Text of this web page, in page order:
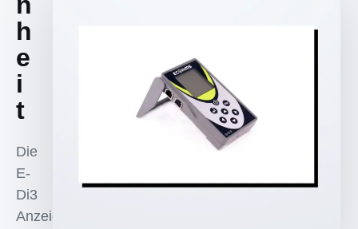
h
e
i
t
Die
E-
Di3
Anzeigeeinheit